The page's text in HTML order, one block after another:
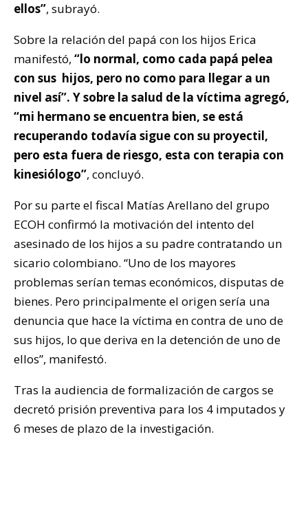
ellos”, subrayó.
Sobre la relación del papá con los hijos Erica
manifestó, “lo normal, como cada papá pelea
con sus hijos, pero no como para llegar a un
nivel así”. Y sobre la salud de la víctima agregó,
“mi hermano se encuentra bien, se está
recuperando todavía sigue con su proyectil,
pero esta fuera de riesgo, esta con terapia con
kinesiólogo”, concluyó.
Por su parte el fiscal Matías Arellano del grupo
ECOH confirmó la motivación del intento del
asesinado de los hijos a su padre contratando un
sicario colombiano. “Uno de los mayores
problemas serían temas económicos, disputas de
bienes. Pero principalmente el origen sería una
denuncia que hace la víctima en contra de uno de
sus hijos, lo que deriva en la detención de uno de
ellos”, manifestó.
Tras la audiencia de formalización de cargos se
decretó prisión preventiva para los 4 imputados y
6 meses de plazo de la investigación.